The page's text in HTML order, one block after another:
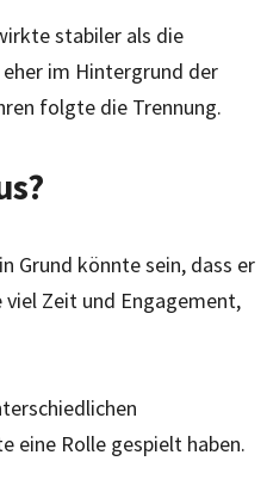
stabiler als die
im Hintergrund der
folgte die Trennung.
Grund könnte sein, dass er
Zeit und Engagement,
eine Rolle gespielt haben.